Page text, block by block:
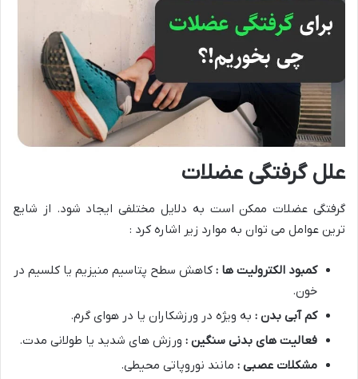
علل گرفتگی عضلات
گرفتگی عضلات ممکن است به دلایل مختلفی ایجاد شود. از شایع
ترین عوامل می توان به موارد زیر اشاره کرد :
کمبود الکترولیت ها : کاهش سطح پتاسیم منیزیم یا کلسیم در
خون.
کم آبی بدن : به ویژه در ورزشکاران یا در هوای گرم.
فعالیت های بدنی سنگین : ورزش های شدید یا طولانی مدت.
مشکلات عصبی : مانند نوروپاتی محیطی.